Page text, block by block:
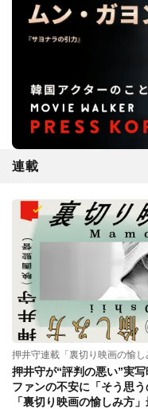
連載
押井守連載「裏切り映画の愉し
押井守が“評判の悪い”実
ファンの不安に「そう思
「裏切り映画の愉しみ方